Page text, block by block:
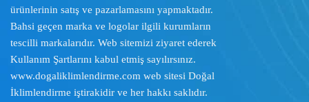
ürünlerinin satış ve pazarlamasını yapmaktadır.
Bahsi geçen marka ve logolar ilgili kurumların
tescilli markalarıdır. Web sitemizi ziyaret ederek
Kullanım Şartlarını kabul etmiş sayılırsınız.
www.dogaliklimlendirme.com web sitesi Doğal
İklimlendirme iştirakidir ve her hakkı saklıdır.